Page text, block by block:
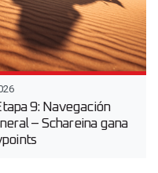
9: Navegación
– Schareina gana